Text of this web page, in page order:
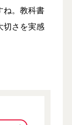
ね。教科書
切さを実感